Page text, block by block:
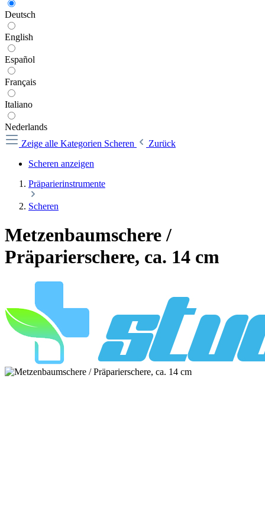
Deutsch
English
Español
Français
Italiano
Nederlands
Zeige alle Kategorien Scheren
Zurück
Scheren anzeigen
Präparierinstrumente
Scheren
Metzenbaumschere /
Präparierschere, ca. 14 cm